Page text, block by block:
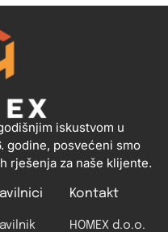
iskustvom u
godine, posvećeni smo
rješenja za naše klijente.
Kontakt
HOMEX d.o.o.